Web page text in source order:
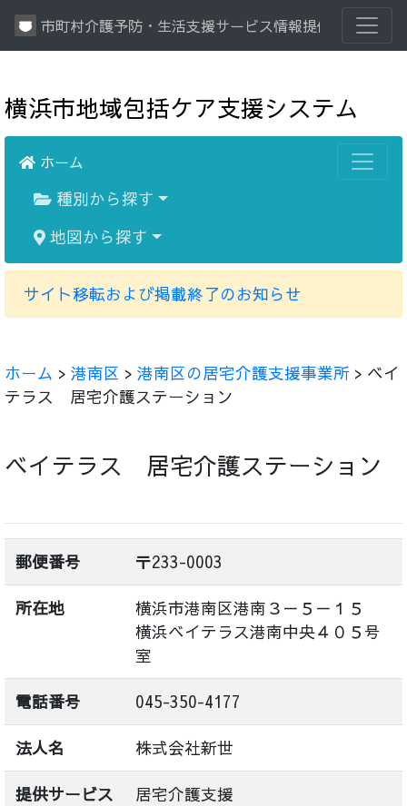
市町村介護予防・生活支援サービス情報提供システム
横浜市地域包括ケア支援システム
ホーム
種別から探す
地図から探す
サイト移転および掲載終了のお知らせ
ホーム > 港南区 > 港南区の居宅介護支援事業所 > ベイ
テラス 居宅介護ステーション
ベイテラス 居宅介護ステーション
郵便番号 〒233-0003
所在地
横浜市港南区港南３－５－１５
横浜ベイテラス港南中央４０５号
室
電話番号 045-350-4177
法人名 株式会社新世
提供サービス 居宅介護支援